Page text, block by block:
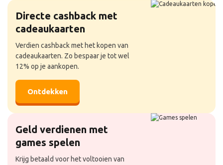
Directe cashback met
cadeaukaarten
Verdien cashback met het kopen van
cadeaukaarten. Zo bespaar je tot wel
12% op je aankopen.
Ontdekken
Geld verdienen met
games spelen
Krijg betaald voor het voltooien van